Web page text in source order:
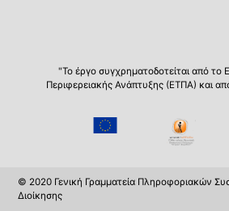
"Το έργο συγχρηματοδοτείται από το
Περιφερειακής Ανάπτυξης (ΕΤΠΑ) και
© 2020 Γενική Γραμματεία Πληροφοριακών
Διοίκησης